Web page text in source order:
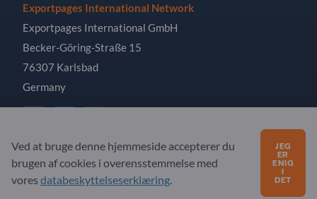
Exportpages International Network
Exportpages International GmbH
Becker-Göring-Straße 15
76307 Karlsbad
Germany
Copyright © 2026 Exportpages International GmbH. All
Rights Reserved.
Ved at bruge denne hjemmeside accepterer du
brugen af ​​cookies i overensstemmelse med
vores databeskyttelseserklæring.
JEG
ER
ENIG
I
DET